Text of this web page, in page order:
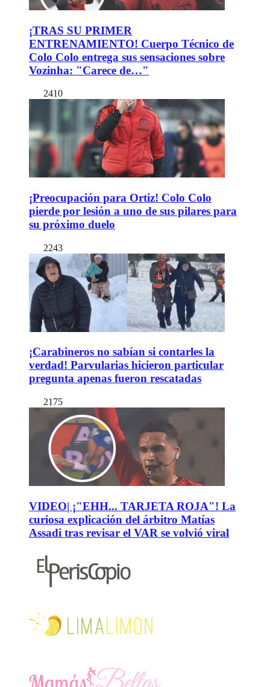
¡TRAS SU PRIMER
ENTRENAMIENTO! Cuerpo Técnico de
Colo Colo entrega sus sensaciones sobre
Vozinha: "Carece de…"
2410
¡Preocupación para Ortiz! Colo Colo
pierde por lesión a uno de sus pilares para
su próximo duelo
2243
¡Carabineros no sabían si contarles la
verdad! Parvularias hicieron particular
pregunta apenas fueron rescatadas
2175
VIDEO| ¡"EHH... TARJETA ROJA"! La
curiosa explicación del árbitro Matías
Assadi tras revisar el VAR se volvió viral